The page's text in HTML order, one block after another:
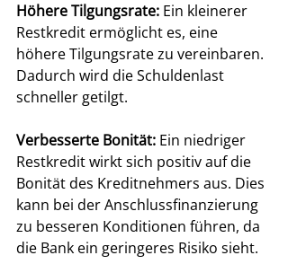
Höhere Tilgungsrate: Ein kleinerer
Restkredit ermöglicht es, eine
höhere Tilgungsrate zu vereinbaren.
Dadurch wird die Schuldenlast
schneller getilgt.
Verbesserte Bonität: Ein niedriger
Restkredit wirkt sich positiv auf die
Bonität des Kreditnehmers aus. Dies
kann bei der Anschlussfinanzierung
zu besseren Konditionen führen, da
die Bank ein geringeres Risiko sieht.